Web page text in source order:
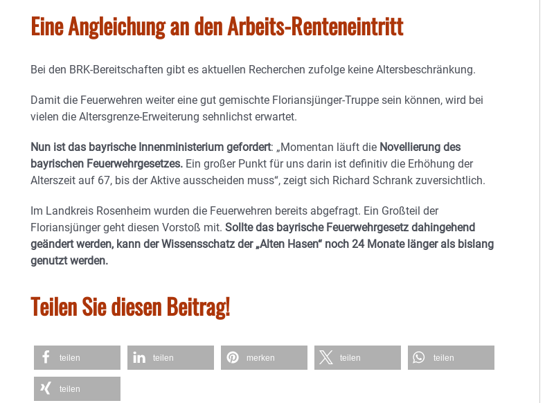
Eine Angleichung an den Arbeits-Renteneintritt
Bei den BRK-Bereitschaften gibt es aktuellen Recherchen zufolge keine Altersbeschränkung.
Damit die Feuerwehren weiter eine gut gemischte Floriansjünger-Truppe sein können, wird bei
vielen die Altersgrenze-Erweiterung sehnlichst erwartet.
Nun ist das bayrische Innenministerium gefordert: „Momentan läuft die Novellierung des
bayrischen Feuerwehrgesetzes. Ein großer Punkt für uns darin ist definitiv die Erhöhung der
Alterszeit auf 67, bis der Aktive ausscheiden muss“, zeigt sich Richard Schrank zuversichtlich.
Im Landkreis Rosenheim wurden die Feuerwehren bereits abgefragt. Ein Großteil der
Floriansjünger geht diesen Vorstoß mit. Sollte das bayrische Feuerwehrgesetz dahingehend
geändert werden, kann der Wissensschatz der „Alten Hasen“ noch 24 Monate länger als bislang
genutzt werden.
Teilen Sie diesen Beitrag!
teilen teilen merken teilen teilen
teilen